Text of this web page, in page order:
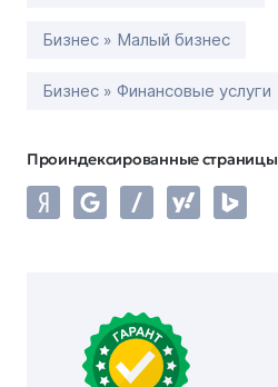
Бизнес » Малый бизнес
Бизнес » Финансовые услуги
Проиндексированные страницы